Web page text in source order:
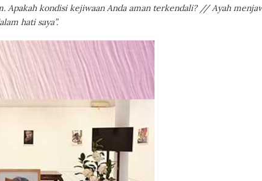
Apakah kondisi kejiwaan Anda aman terkendali? // Ayah
hati saya”.